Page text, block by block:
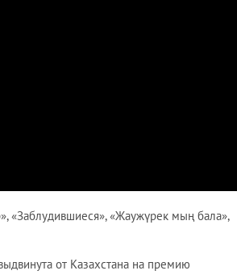
«Заблудившиеся», «Жаужүрек мың бала»,
от Казахстана на премию